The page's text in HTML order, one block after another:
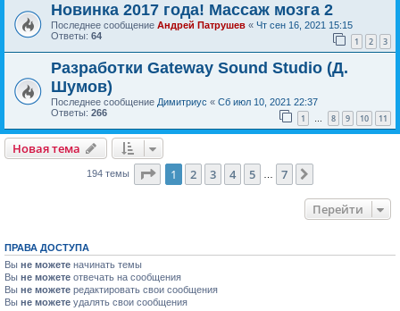
Новинка 2017 года! Массаж мозга 2
Последнее сообщение Андрей Патрушев « Чт сен 16, 2021 15:15
Ответы: 64 1 2 3
Разработки Gateway Sound Studio (Д.
Шумов)
Последнее сообщение Димитриус « Сб июл 10, 2021 22:37
Ответы: 266 1 8 9 10 11
Новая тема
194 темы Страница из
1 2 3 4 5 7
Перейти
ПРАВА ДОСТУПА
Вы не можете начинать темы
Вы не можете отвечать на сообщения
Вы не можете редактировать свои сообщения
Вы не можете удалять свои сообщения